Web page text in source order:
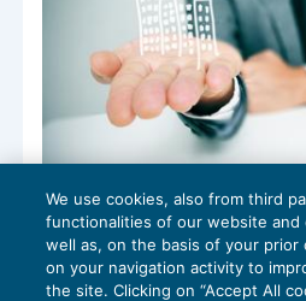
Gli immobili patrimonio
REDDITO IMPRESA E IRAP10/09/
diLuca Mambrin
We use cookies, also from third
functionalities of our website and
well as, on the basis of your
on your navigation activity to
the site. Clicking on “Accept All